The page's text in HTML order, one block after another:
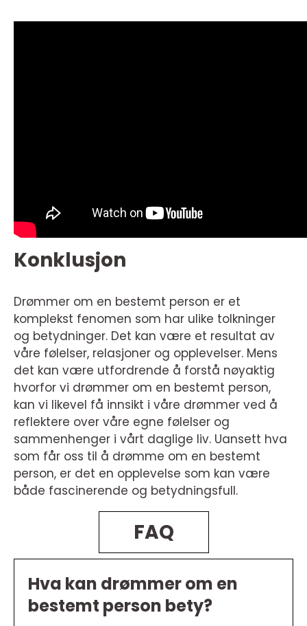
Konklusjon
Drømmer om en bestemt person er et
komplekst fenomen som har ulike tolkninger
og betydninger. Det kan være et resultat av
våre følelser, relasjoner og opplevelser. Mens
det kan være utfordrende å forstå nøyaktig
hvorfor vi drømmer om en bestemt person,
kan vi likevel få innsikt i våre drømmer ved å
reflektere over våre egne følelser og
sammenhenger i vårt daglige liv. Uansett hva
som får oss til å drømme om en bestemt
person, er det en opplevelse som kan være
både fascinerende og betydningsfull.
FAQ
Hva kan drømmer om en
bestemt person bety?